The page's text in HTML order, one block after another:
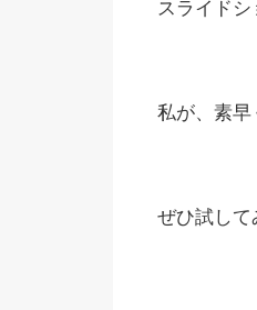
スライドシ
私が、素早
ぜひ試して